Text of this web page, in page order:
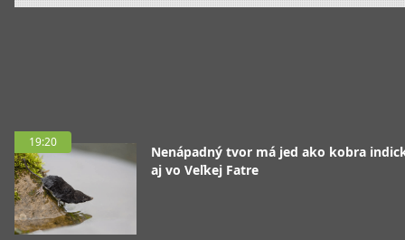
19:20
Nenápadný tvor má jed ako kobra
aj vo Veľkej Fatre